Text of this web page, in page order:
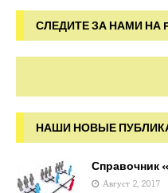
СЛЕДИТЕ ЗА НАМИ НА
НАШИ НОВЫЕ
Справочник
Август 2, 2017